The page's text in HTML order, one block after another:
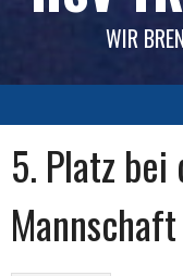
WIR
5. Platz bei